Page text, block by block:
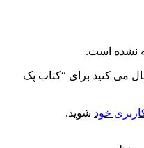
نشده است.
می کنید برای “کتاب پک
خود شوید.